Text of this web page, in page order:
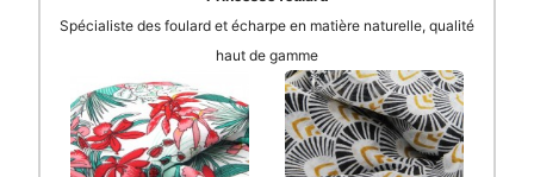
Spécialiste des foulard et écharpe en matière naturelle, qualité
haut de gamme